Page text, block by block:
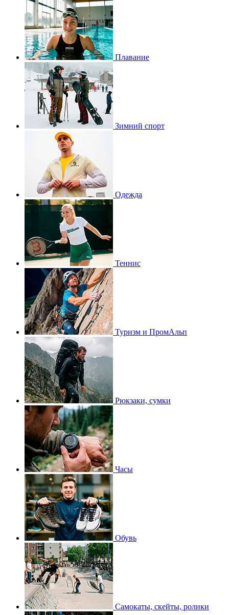
Плавание
Зимний спорт
Одежда
Теннис
Туризм и ПромАльп
Рюкзаки, сумки
Часы
Обувь
Самокаты, скейты, ролики